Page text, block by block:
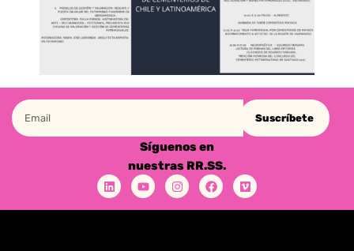
Suscríbete
Síguenos en
nuestras RR.SS.